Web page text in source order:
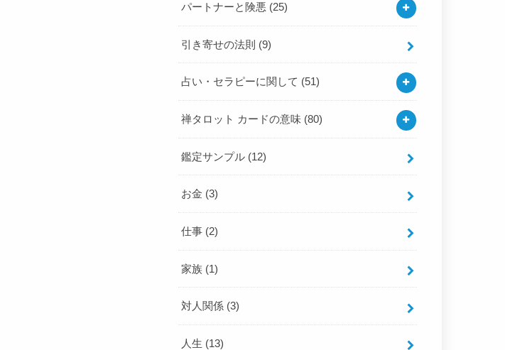
パートナーと険悪 (25)
引き寄せの法則 (9)
占い・セラピーに関して (51)
禅タロット カードの意味 (80)
鑑定サンプル (12)
お金 (3)
仕事 (2)
家族 (1)
対人関係 (3)
人生 (13)